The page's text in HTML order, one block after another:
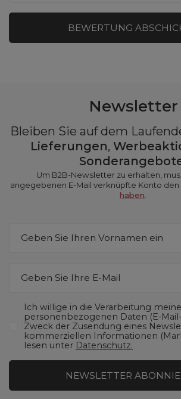
BEWERTUNG
Newsletter
Bleiben Sie auf dem
Lieferungen,
Um B2B-Newsletter zu erhalten,
angegebenen E-Mail verknüpfte Konto den
haben
Geben Sie Ihren Vornamen ein
Geben Sie Ihre E-Mail
Ich willige in die Verarbeitung
personenbezogenen Daten (E-
Zweck der Zusendung eines
kommerziellen Informationen
lesen unter Datenschutz.
NEWSLETTER